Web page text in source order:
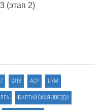
2)
2018 ACP LRM
БАЛТИЙСКАЯ ЗВЕЗДА